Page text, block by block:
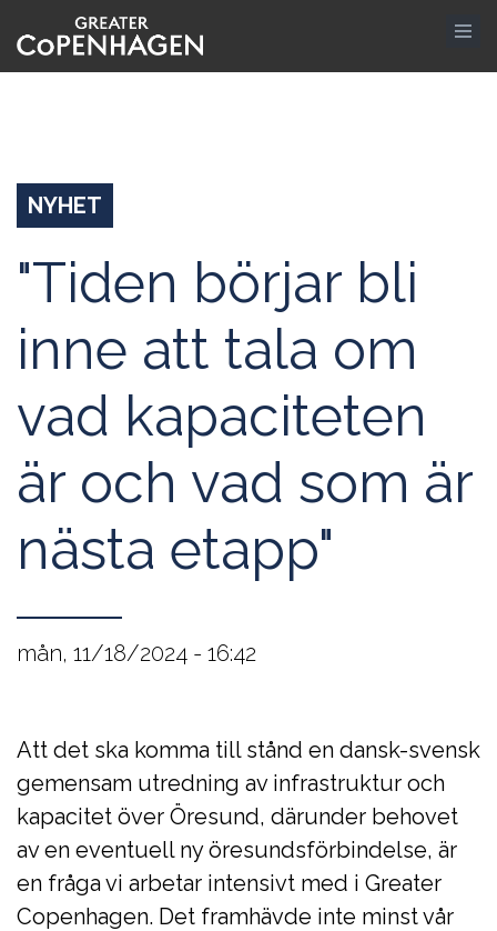
till
huvudinnehåll
NYHET
"Tiden börjar bli
inne att tala om
vad kapaciteten
är och vad som är
nästa etapp"
mån, 11/18/2024 - 16:42
Att det ska komma till stånd en dansk-svensk
gemensam utredning av infrastruktur och
kapacitet över Öresund, därunder behovet
av en eventuell ny öresundsförbindelse, är
en fråga vi arbetar intensivt med i Greater
Copenhagen. Det framhävde inte minst vår